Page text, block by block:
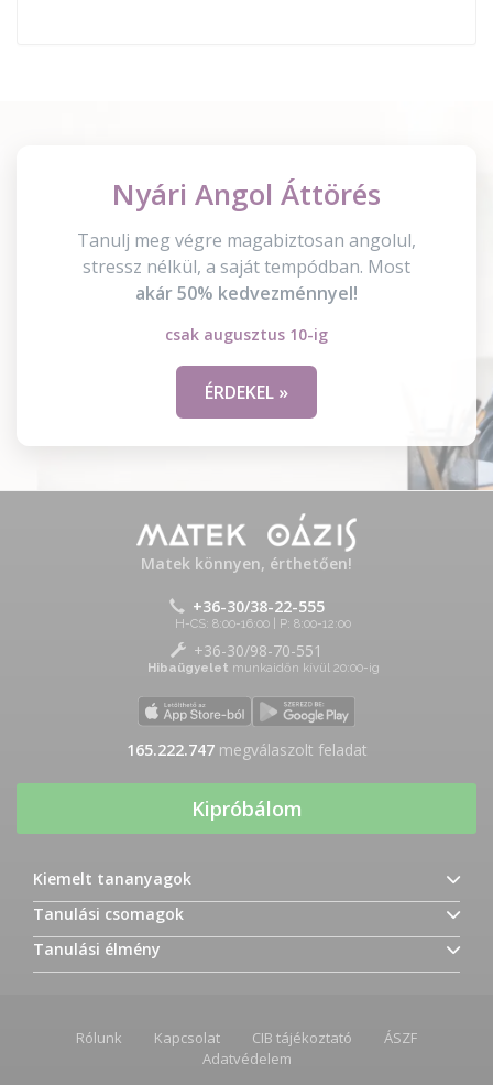
Nyári Angol Áttörés
Tanulj meg végre magabiztosan angolul,
stressz nélkül, a saját tempódban. Most
akár 50% kedvezménnyel!
csak augusztus 10-ig
ÉRDEKEL »
Matek könnyen, érthetően!
+36-30/38-22-555
H-CS: 8:00-16:00 | P: 8:00-12:00
+36-30/98-70-551
Hibaügyelet munkaidőn kívül 20:00-ig
165.222.747megválaszolt feladat
Kipróbálom
Kiemelt tananyagok
Tanulási csomagok
Tanulási élmény
Rólunk Kapcsolat CIB tájékoztató
ÁSZF
Adatvédelem